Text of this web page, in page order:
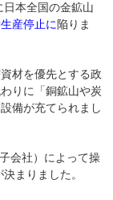
本全国の金鉱山
産停止に 陥りま
材を優先とする政
りに「銅鉱山や炭
備が充てられまし
会社）によって操
まりました。